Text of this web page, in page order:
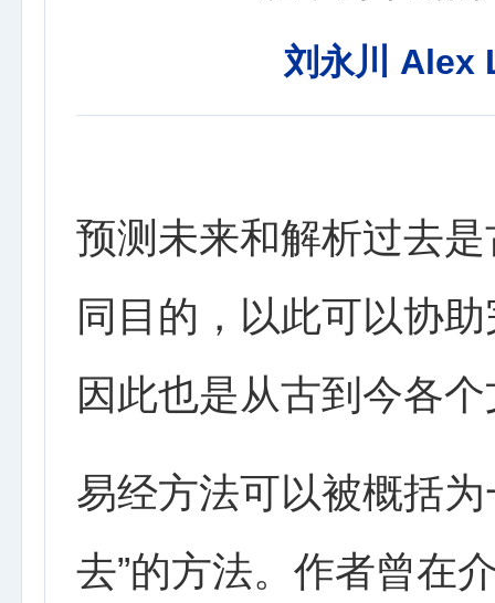
刘永川 Alex
预测未来和解析过去
同目的，以此可以协
因此也是从古到今各
易经方法可以被概括
去”的方法。作者曾在